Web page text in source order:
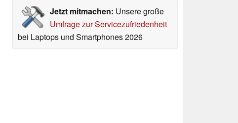
Jetzt mitmachen: Unsere große
Umfrage zur Servicezufriedenheit
bei Laptops und Smartphones 2026